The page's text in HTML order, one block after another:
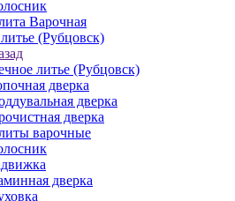
Варочная
(Рубцовск)
литье (Рубцовск)
дверка
дверка
дверка
варочные
дверка